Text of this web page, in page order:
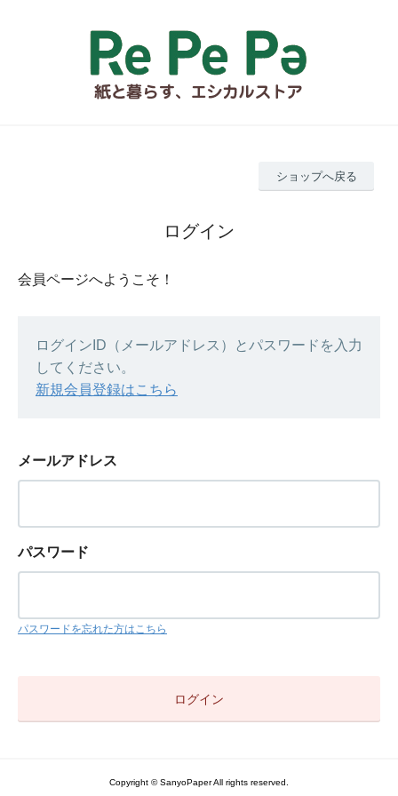
ショップへ戻る
ログイン
会員ページへようこそ！
ログインID（メールアドレス）とパスワードを入力
してください。
新規会員登録はこちら
メールアドレス
パスワード
パスワードを忘れた方はこちら
Copyright © SanyoPaper All rights reserved.